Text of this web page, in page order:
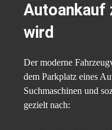
Autoankauf
wird
Der moderne
dem Parkplatz eines
Suchmaschinen und
gezielt nach: